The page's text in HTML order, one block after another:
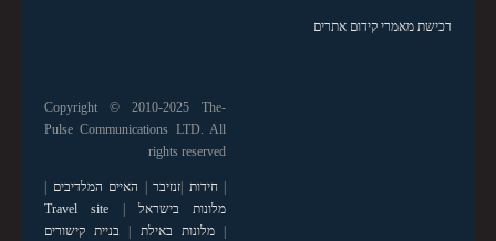
רכישת מאמרי קידום אתרים
Copyright © 2010-2025 The-
Pulse Communications LTD. All
rights reserved
|חידות |זנזיבר | האיים המלדיבים |
מלונות בישראל |
Travel site
|מלונות באילת | בניית קישורים